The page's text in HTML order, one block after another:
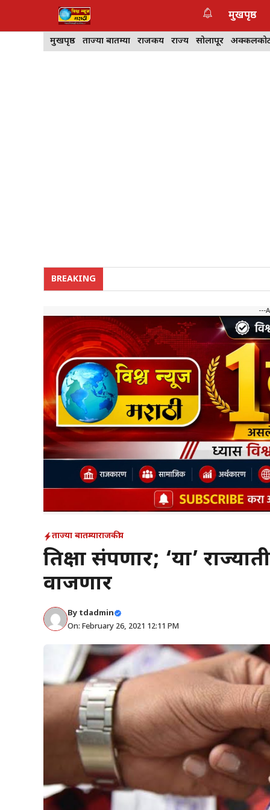
मुखपृष्ठ
मुखपृष्ठ ताज्या बातम्या राजकीय राज्य सोलापूर
BREAKING
---
ताज्या बातम्याराजकीय
प्रतिक्षा संपणार; ‘या’
वाजणार
By tdadmin
On: February 26, 2021 12:11 PM